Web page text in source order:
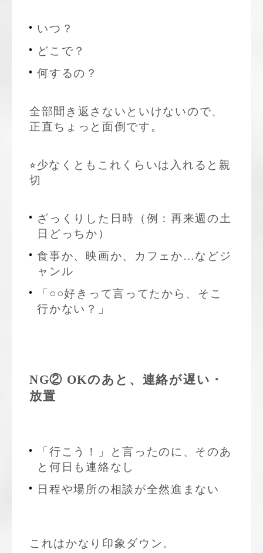
いつ？
どこで？
何するの？
全部聞き返さないといけないので、
正直ちょっと面倒です。
⭐︎少なくともこれくらいは入れると親
切
ざっくりした日時（例：再来週の土
日どっちか）
食事か、映画か、カフェか…などジ
ャンル
「○○好きって言ってたから、そこ
行かない？」
NG② OKのあと、連絡が遅い・
放置
「行こう！」と言ったのに、そのあ
と何日も連絡なし
日程や場所の相談が全然進まない
これはかなり印象ダウン。